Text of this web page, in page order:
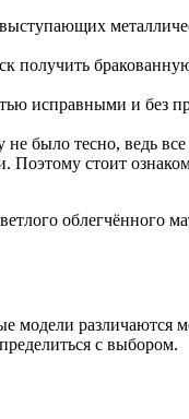
исправными и без
было тесно, ведь
стоит
облегчённого
модели различаются
с выбором.